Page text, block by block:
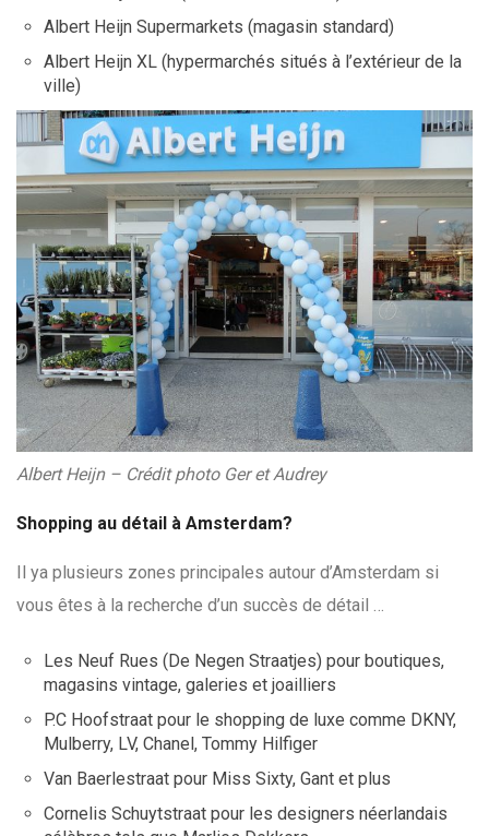
Albert Heijn Supermarkets (magasin standard)
Albert Heijn XL (hypermarchés situés à l’extérieur de la
ville)
Albert Heijn – Crédit photo Ger et Audrey
Shopping au détail à Amsterdam?
Il ya plusieurs zones principales autour d’Amsterdam si
vous êtes à la recherche d’un succès de détail …
Les Neuf Rues (De Negen Straatjes) pour boutiques,
magasins vintage, galeries et joailliers
P.C Hoofstraat pour le shopping de luxe comme DKNY,
Mulberry, LV, Chanel, Tommy Hilfiger
Van Baerlestraat pour Miss Sixty, Gant et plus
Cornelis Schuytstraat pour les designers néerlandais